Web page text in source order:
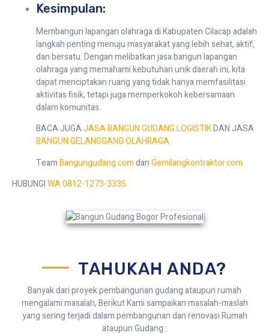
Kesimpulan:
Membangun lapangan olahraga di Kabupaten Cilacap adalah
langkah penting menuju masyarakat yang lebih sehat, aktif,
dan bersatu. Dengan melibatkan jasa bangun lapangan
olahraga yang memahami kebutuhan unik daerah ini, kita
dapat menciptakan ruang yang tidak hanya memfasilitasi
aktivitas fisik, tetapi juga memperkokoh kebersamaan
dalam komunitas.
BACA JUGAJASA BANGUN GUDANG LOGISTIKDAN JASA
BANGUN GELANGGANG OLAHRAGA
TeamBangungudang.comdanGemilangkontraktor.com
HUBUNGIWA 0812-1273-3335
TAHUKAH ANDA?
Banyak dari proyek pembangunan gudang ataupun rumah
mengalami masalah, Berikut Kami sampaikan masalah-maslah
yang sering terjadi dalam pembangunan dan renovasi Rumah
ataupun Gudang :